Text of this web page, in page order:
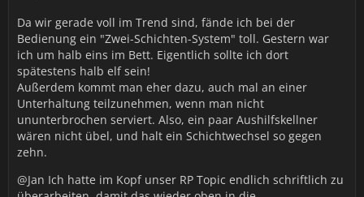
Da wir gerade voll im Trend sind, fände ich bei der
Bedienung ein "Zwei-Schichten-System" toll. Gestern war
ich um halb eins im Bett. Eigentlich sollte ich dort
spätestens halb elf sein!
Außerdem kommt man eher dazu, auch mal an einer
Unterhaltung teilzunehmen, wenn man nicht
ununterbrochen serviert. Also, ein paar Aushilfskellner
wären nicht übel, und halt ein Schichtwechsel so gegen
zehn.
@Jan Ich hatte im Kopf unser RP Topic endlich schriftlich zu